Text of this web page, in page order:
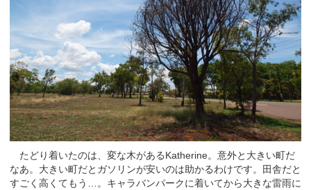
たどり着いたのは、変な木があるKatherine。意外と大きい町だ
なあ。大きい町だとガソリンが安いのは助かるわけです。田舎だと
すごく高くてもう…。キャラバンパークに着いてから大きな雷雨に